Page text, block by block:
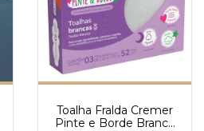
Toalha Fralda Cremer
Pinte e Borde Branca